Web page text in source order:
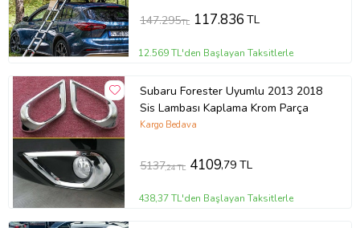
147.295TL 117.836TL
12.569 TL'den Başlayan Taksitlerle
Subaru Forester Uyumlu 2013 2018
Sis Lambası Kaplama Krom Parça
Kargo Bedava
5137,24 TL 4109,79 TL
438,37 TL'den Başlayan Taksitlerle